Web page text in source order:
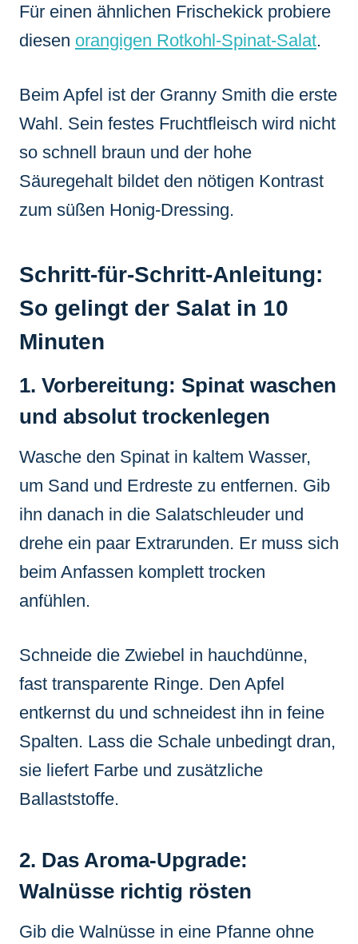
Für einen ähnlichen Frischekick probiere
diesen orangigen Rotkohl-Spinat-Salat.
Beim Apfel ist der Granny Smith die erste
Wahl. Sein festes Fruchtfleisch wird nicht
so schnell braun und der hohe
Säuregehalt bildet den nötigen Kontrast
zum süßen Honig-Dressing.
Schritt-für-Schritt-Anleitung:
So gelingt der Salat in 10
Minuten
1. Vorbereitung: Spinat waschen
und absolut trockenlegen
Wasche den Spinat in kaltem Wasser,
um Sand und Erdreste zu entfernen. Gib
ihn danach in die Salatschleuder und
drehe ein paar Extrarunden. Er muss sich
beim Anfassen komplett trocken
anfühlen.
Schneide die Zwiebel in hauchdünne,
fast transparente Ringe. Den Apfel
entkernst du und schneidest ihn in feine
Spalten. Lass die Schale unbedingt dran,
sie liefert Farbe und zusätzliche
Ballaststoffe.
2. Das Aroma-Upgrade:
Walnüsse richtig rösten
Gib die Walnüsse in eine Pfanne ohne